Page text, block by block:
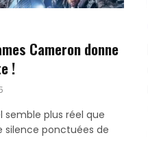
Cameron donne
!
semble plus réel que
silence ponctuées de